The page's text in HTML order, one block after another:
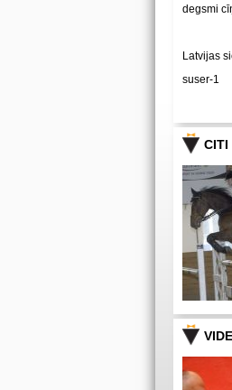
degsmi
Latvijas
suser-1
CITI